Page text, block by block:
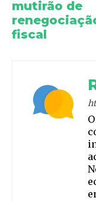
mutirão de
fiscal